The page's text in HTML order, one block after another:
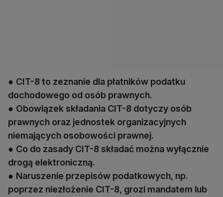
● CIT-8 to zeznanie dla płatników podatku
dochodowego od osób prawnych.
● Obowiązek składania CIT-8 dotyczy osób
prawnych oraz jednostek organizacyjnych
niemających osobowości prawnej.
● Co do zasady CIT-8 składać można wyłącznie
drogą elektroniczną.
● Naruszenie przepisów podatkowych, np.
poprzez niezłożenie CIT-8, grozi mandatem lub